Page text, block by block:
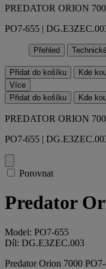
PREDATOR ORION
PO7-655 |
Přehled
Přidat do košíku
Kde
Více
Přidat do košíku
Kde
PREDATOR ORION
PO7-655 |
Porovnat
Predator
Model: PO7-655
Díl: DG.E3ZEC.003
Predator Orion 7000